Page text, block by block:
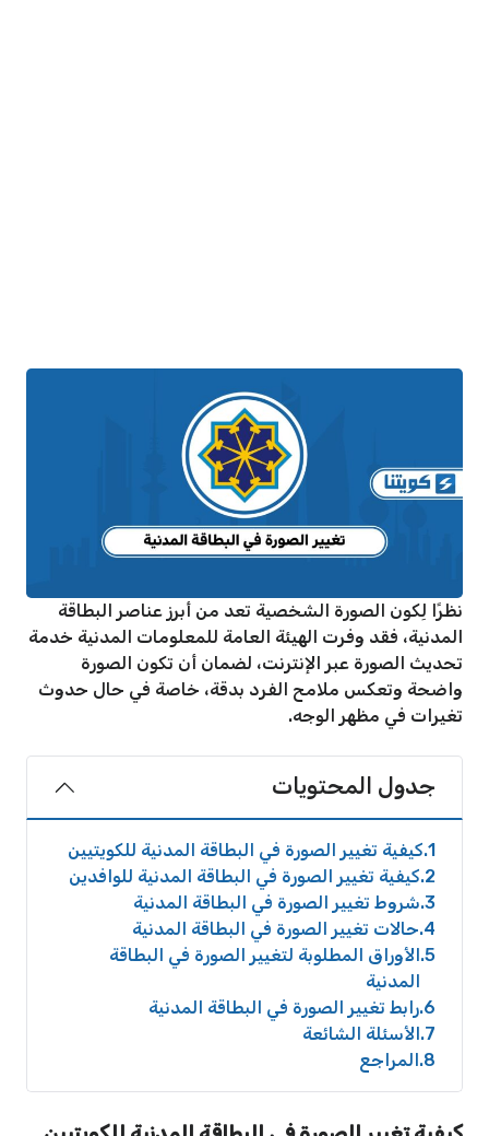
نظرًا لِكون الصورة الشخصية تعد من أبرز عناصر البطاقة
المدنية، فقد وفرت الهيئة العامة للمعلومات المدنية خدمة
تحديث الصورة عبر الإنترنت، لضمان أن تكون الصورة
واضحة وتعكس ملامح الفرد بدقة، خاصة في حال حدوث
تغيرات في مظهر الوجه.
جدول المحتويات
1 كيفية تغيير الصورة في البطاقة المدنية للكويتيين
2 كيفية تغيير الصورة في البطاقة المدنية للوافدين
3 شروط تغيير الصورة في البطاقة المدنية
4 حالات تغيير الصورة في البطاقة المدنية
5 الأوراق المطلوبة لتغيير الصورة في البطاقة
المدنية
6 رابط تغيير الصورة في البطاقة المدنية
7 الأسئلة الشائعة
8 المراجع